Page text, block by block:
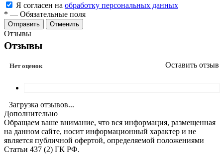
Я согласен на обработку персональных данных
* — Обязательные поля
Отменить
Отзывы
Отзывы
Нет оценок Оставить отзыв
Загрузка отзывов...
Дополнительно
Обращаем ваше внимание, что вся информация, размещенная
на данном сайте, носит информационный характер и не
является публичной офертой, определяемой положениями
Статьи 437 (2) ГК РФ.